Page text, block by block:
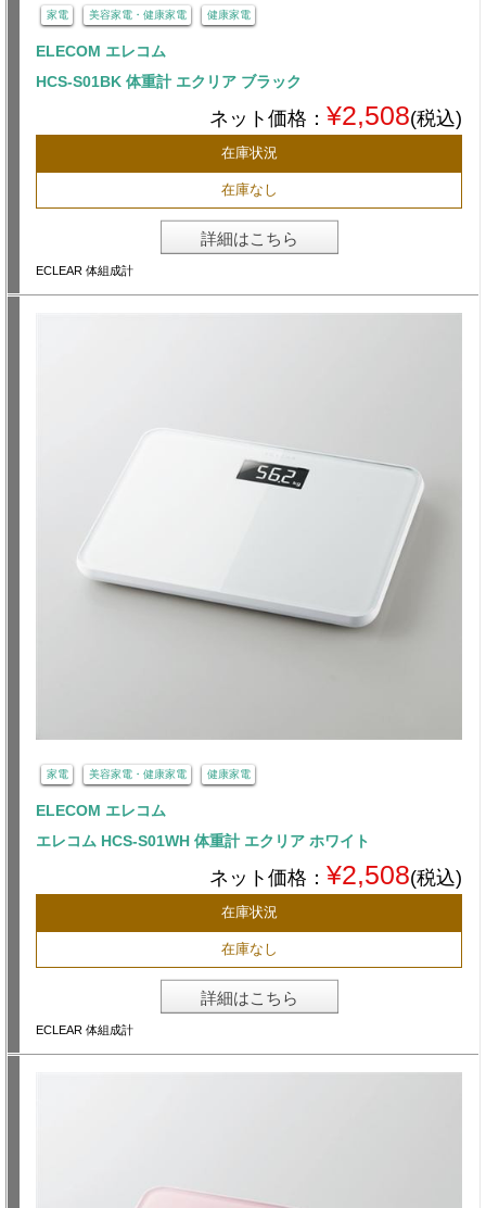
家電 美容家電・健康家電 健康家電
ELECOM エレコム
HCS-S01BK 体重計 エクリア ブラック
ネット価格： ¥2,508(税込)
在庫状況
在庫なし
詳細はこちら
ECLEAR 体組成計
家電 美容家電・健康家電 健康家電
ELECOM エレコム
エレコム HCS-S01WH 体重計 エクリア ホワイト
ネット価格： ¥2,508(税込)
在庫状況
在庫なし
詳細はこちら
ECLEAR 体組成計